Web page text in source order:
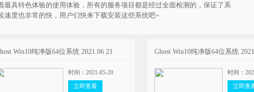
最具特色体验的使用体验，所有的服务项目都是经过全面检测的，保证了系
速度也非常的快，用户们快来下载安装这些系统吧~
Win10纯净版64位系统 2021.06 21
时间：2021-05-20
立即查看
Ghost Win10纯净版64位系统
时间：
立即查